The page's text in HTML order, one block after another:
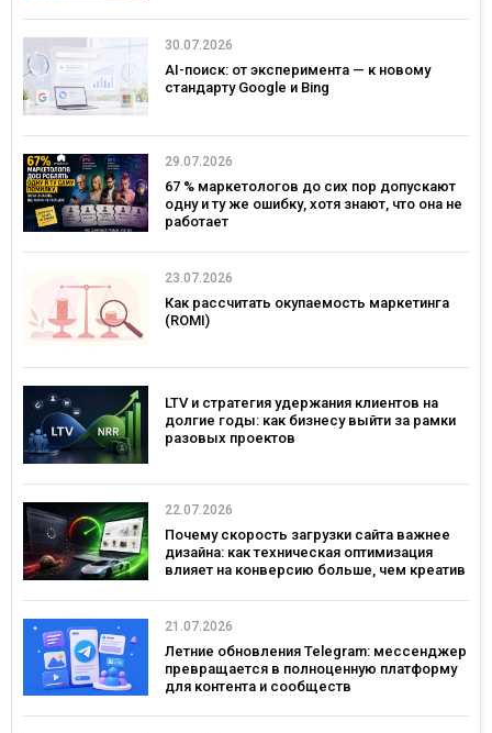
30.07.2026
AI-поиск: от эксперимента — к новому
стандарту Google и Bing
29.07.2026
67 % маркетологов до сих пор допускают
одну и ту же ошибку, хотя знают, что она не
работает
23.07.2026
Как рассчитать окупаемость маркетинга
(ROMI)
LTV и стратегия удержания клиентов на
долгие годы: как бизнесу выйти за рамки
разовых проектов
22.07.2026
Почему скорость загрузки сайта важнее
дизайна: как техническая оптимизация
влияет на конверсию больше, чем креатив
21.07.2026
Летние обновления Telegram: мессенджер
превращается в полноценную платформу
для контента и сообществ